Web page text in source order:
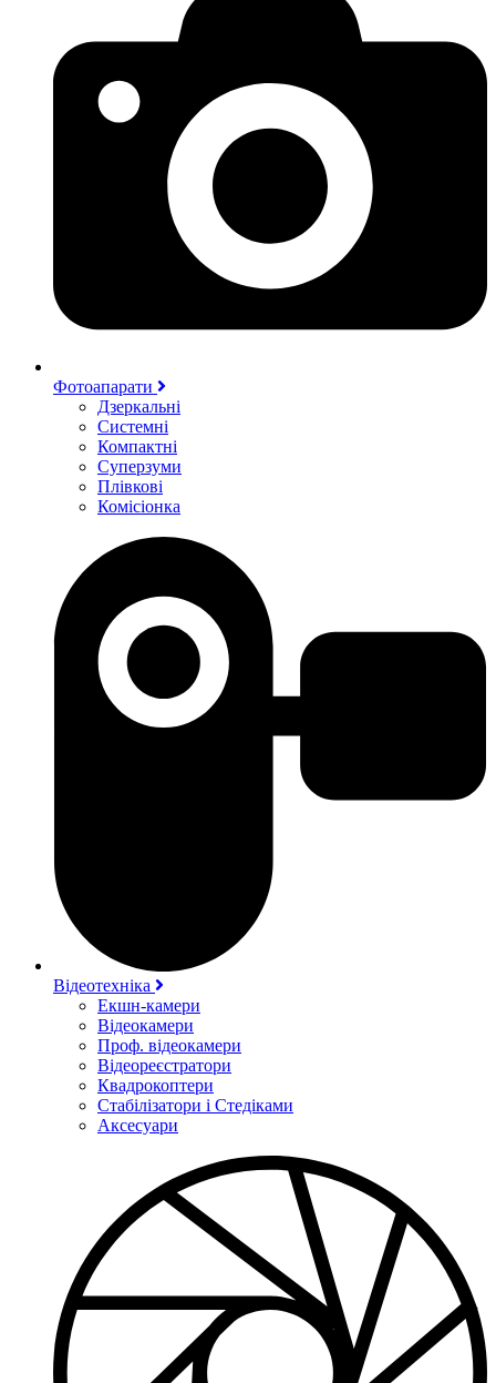
Фотоапарати
Дзеркальні
Системні
Компактні
Суперзуми
Плівкові
Комісіонка
Відеотехніка
Екшн-камери
Відеокамери
Проф. відеокамери
Відеореєстратори
Квадрокоптери
Стабілізатори і Стедіками
Аксесуари